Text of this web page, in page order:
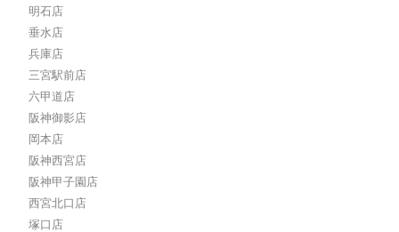
明石店
垂水店
兵庫店
三宮駅前店
六甲道店
阪神御影店
岡本店
阪神西宮店
阪神甲子園店
西宮北口店
塚口店